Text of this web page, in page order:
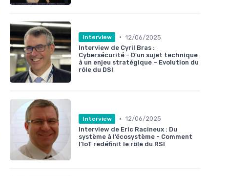
Interview • 12/06/2025
Interview de Cyril Bras :
Cybersécurité - D'un sujet technique
à un enjeu stratégique – Evolution du
rôle du DSI
Interview • 12/06/2025
Interview de Eric Racineux : Du
système à l’écosystème - Comment
l’IoT redéfinit le rôle du RSI